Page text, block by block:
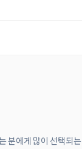
분에게 많이 선택되